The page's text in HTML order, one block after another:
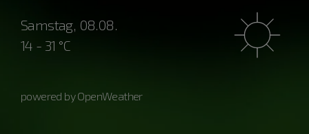
Samstag, 08.08.
14 - 31 °C
powered by OpenWeather